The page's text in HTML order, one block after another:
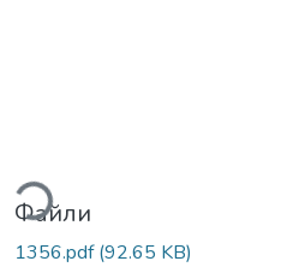
Файли
1356.pdf(92.65 KB)